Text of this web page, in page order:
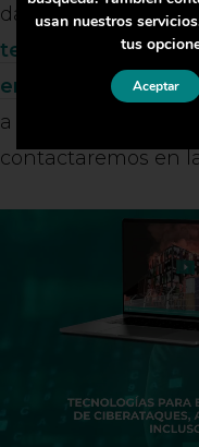
datos o quieren
tecnológicas que
enseñanza en
a
contactaremos en
usan nuestros
tus
Aceptar